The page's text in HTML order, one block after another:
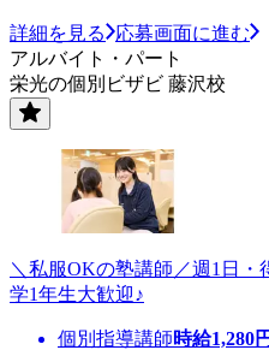
詳細を見る
応募画面に進む
アルバイト・パート
栄光の個別ビザビ 藤沢校
＼私服OKの塾講師／週1日
学1年生大歓迎♪
個別指導講師時給1,280